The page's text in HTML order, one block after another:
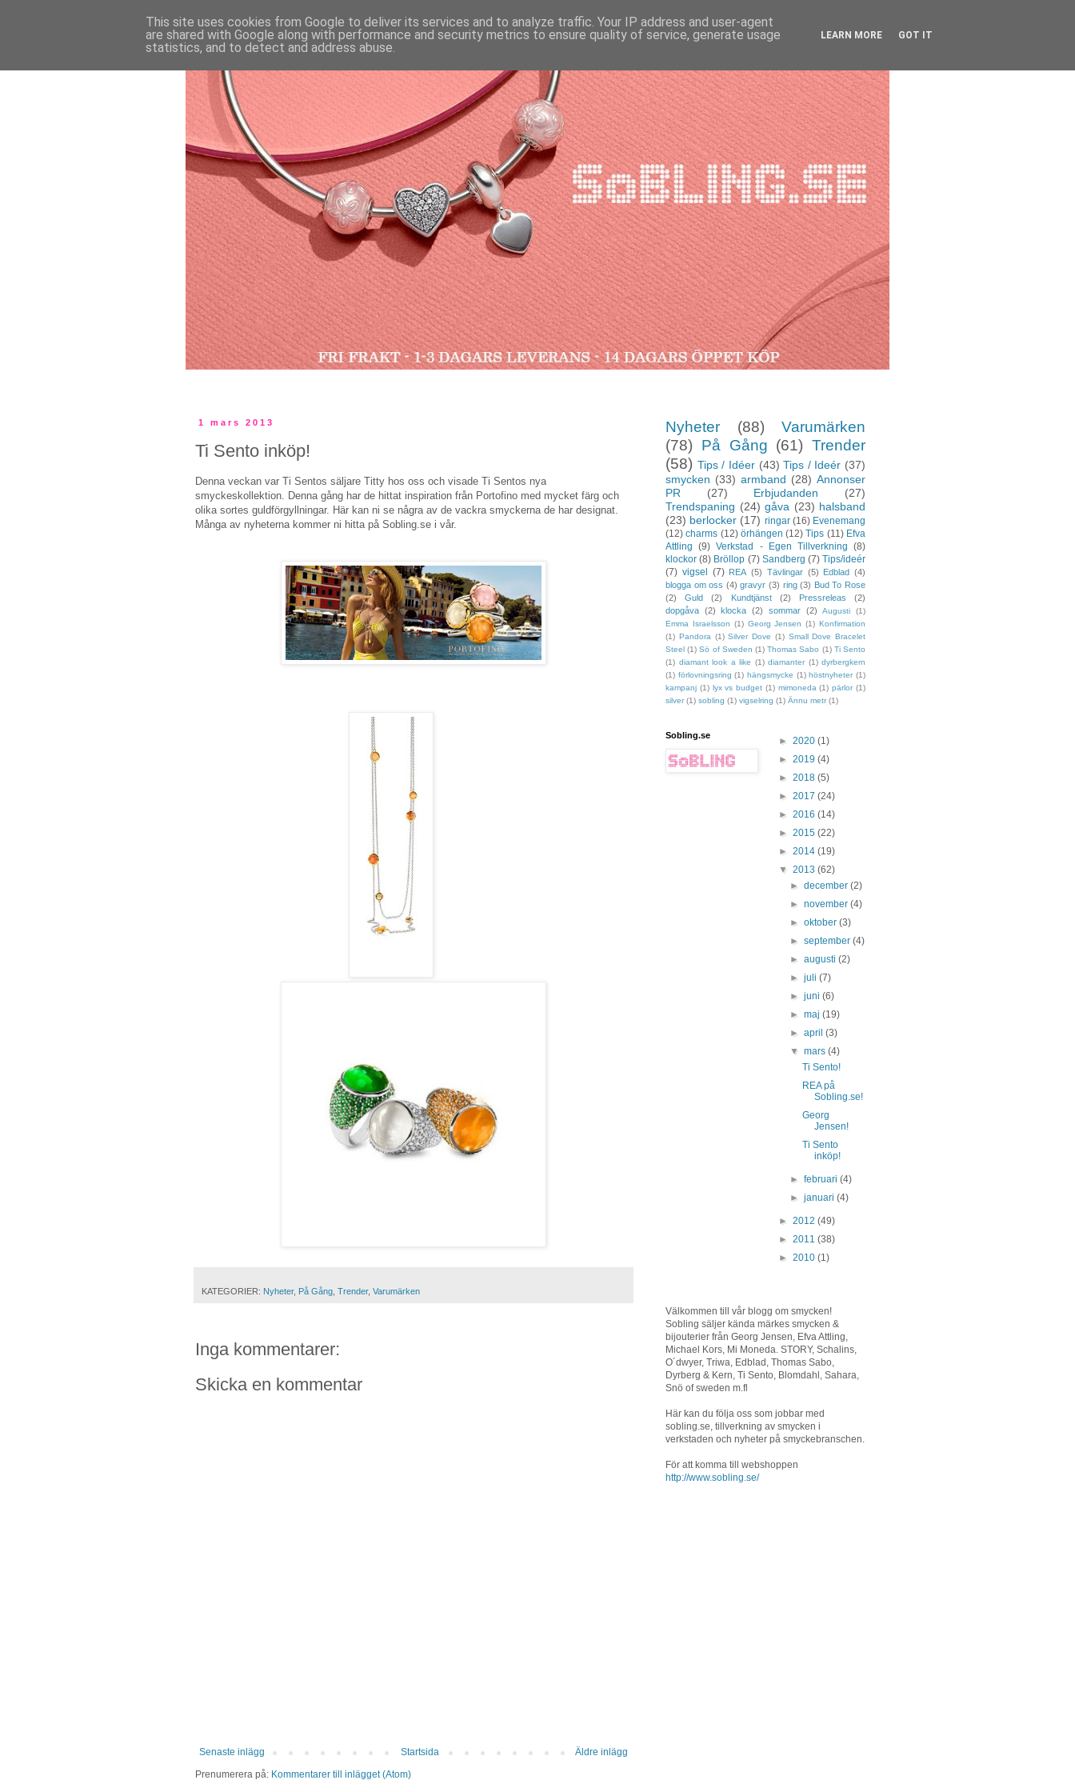
1 mars 2013
Ti Sento inköp!
Denna veckan var Ti Sentos säljare Titty hos oss och visade Ti Sentos nya
smyckeskollektion. Denna gång har de hittat inspiration från Portofino med mycket färg och
olika sortes guldförgyllningar. Här kan ni se några av de vackra smyckerna de har designat.
Många av nyheterna kommer ni hitta på Sobling.se i vår.
KATEGORIER: Nyheter, På Gång Trender, Varumärken
Inga kommentarer:
Skicka en kommentar
Senaste inlägg Äldre inlägg
Startsida
Prenumerera på: Kommentarer till inlägget (Atom)
Nyheter (88)
Varumärken
(78)
På Gång (61) Trender
(58) Tips / Idéer (43) Tips / Ideér (37)
smycken (33) armband (28) Annonser
PR
(27) Erbjudanden
(27)
Trendspaning (24) gåva (23) halsband
(23) berlocker (17) ringar (16) Evenemang
(12) charms (12) örhängen (12) Tips (11) Efva
Attling (9) Verkstad - Egen Tillverkning (8)
klockor (8) Bröllop (7) Sandberg (7) Tips/ideér
(7) vigsel (7) REA (5) Tävlingar (5) Edblad (4)
blogga om oss (4) gravyr (3) ring (3) Bud To Rose
(2)
Guld (2) Kundtjänst (2) Pressreleas
(2)
dopgåva (2) klocka (2) sommar (2) Augusti
(1)
Emma Israelsson (1) Georg Jensen (1) Konfirmation
(1) Pandora (1) Silver Dove (1) Small Dove Bracelet
Steel (1) Sö of Sweden (1) Thomas Sabo (1) Ti Sento
(1) diamant look a like (1) diamanter (1) dyrbergkern
(1) förlovningsring (1) hängsmycke (1) höstnyheter (1)
kampanj (1) lyx vs budget (1) mimoneda (1) pärlor (1)
silver (1) sobling (1) vigselring (1) Ännu metr (1)
Sobling.se ► 2020 (1)
► 2019 (4)
► 2018 (5)
► 2017 (24)
► 2016 (14)
► 2015 (22)
► 2014 (19)
▼ 2013 (62)
►december(2)
►november(4)
►oktober(3)
►september(4)
►augusti(2)
►juli(7)
►juni(6)
►maj(19)
►april(3)
▼mars(4)
Ti Sento!
REA på
Sobling.se!
Georg
Jensen!
Ti Sento
inköp!
►februari(4)
►januari(4)
► 2012 (49)
► 2011 (38)
► 2010 (1)
Välkommen till vår blogg om smycken!
Sobling säljer kända märkes smycken &
bijouterier från Georg Jensen, Efva Attling,
Michael Kors, Mi Moneda. STORY, Schalins,
O´dwyer, Triwa, Edblad, Thomas Sabo,
Dyrberg & Kern, Ti Sento, Blomdahl, Sahara,
Snö of sweden m.fl
Här kan du följa oss som jobbar med
sobling.se, tillverkning av smycken i
verkstaden och nyheter på smyckebranschen.
För att komma till webshoppen
http://www.sobling.se/
This site uses cookies from Google to deliver its services and to analyze traffic. Your IP address and user-agent
are shared with Google along with performance and security metrics to ensure quality of service, generate usage
statistics, and to detect and address abuse.
LEARN MORE GOT IT